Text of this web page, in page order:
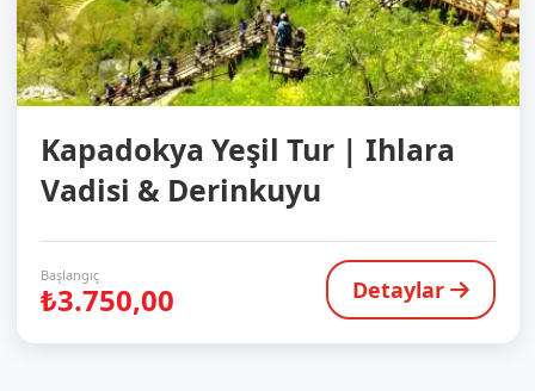
Kapadokya Yeşil Tur | Ihlara
Vadisi & Derinkuyu
Başlangıç
₺3.750,00 Detaylar